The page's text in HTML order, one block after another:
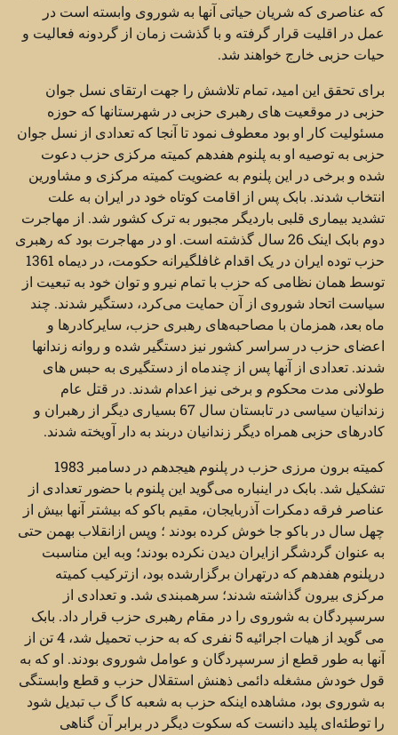
که عناصری که شریان حیاتی آنها به شوروی وابسته است در
عمل در اقلیت قرار گرفته و با گذشت زمان از گردونه فعالیت و
حیات حزبی خارج خواهند شد.
برای تحقق این امید، تمام تلاشش را جهت ارتقای نسل جوان
حزبی در موقعیت های رهبری حزبی در شهرستانها که حوزه
مسئولیت کار او بود معطوف نمود تا آنجا که تعدادی از نسل جوان
حزبی به توصیه او به پلنوم هفدهم کمیته مرکزی حزب دعوت
شده و برخی در این پلنوم به عضویت کمیته مرکزی و مشاورین
انتخاب شدند. بابک پس از اقامت کوتاه خود در ایران به علت
تشدید بیماری قلبی باردیگر مجبور به ترک کشور شد. از مهاجرت
دوم بابک اینک 26 سال گذشته است. او در مهاجرت بود که رهبری
حزب توده ایران در یک اقدام غافلگیرانه حکومت، در دیماه 1361
توسط همان نظامی که حزب با تمام نیرو و توان خود به تبعیت از
سیاست اتحاد شوروی از آن حمایت می‌کرد، دستگیر شدند. چند
ماه بعد، همزمان با مصاحبه‌های رهبری حزب، سایرکادرها و
اعضای حزب در سراسر کشور نیز دستگیر شده و روانه زندانها
شدند. تعدادی از آنها پس از چندماه از دستگیری به حبس ‌های
طولانی مدت محکوم و برخی نیز اعدام شدند. در قتل عام
زندانیان سیاسی در تابستان سال 67 بسیاری دیگر از رهبران و
کادرهای حزبی همراه دیگر زندانیان دربند به دار آویخته شدند.
کمیته برون مرزی حزب در پلنوم هیجدهم در دسامبر 1983
تشکیل شد. بابک در اینباره می‌گوید این پلنوم با حضور تعدادی از
عناصر فرقه دمکرات آذربایجان، مقیم باکو که بیشتر آنها بیش از
چهل سال در باکو جا خوش کرده بودند ؛ وپس ازانقلاب بهمن حتی
به عنوان گردشگر ازایران دیدن نکرده بودند؛ وبه این مناسبت
درپلنوم هفدهم که درتهران برگزارشده بود، ازترکیب کمیته
مرکزی بیرون گذاشته شدند؛ سرهمبندی شد. و تعدادی از
سرسپردگان به شوروی را در مقام رهبری حزب قرار داد. بابک
می گوید از هیات اجرائیه 5 نفری که به حزب تحمیل شد، 4 تن از
آنها به طور قطع از سرسپردگان و عوامل شوروی بودند. او که به
قول خودش مشغله دائمی ذهنش استقلال حزب و قطع وابستگی
به شوروی بود، مشاهده اینکه حزب به شعبه کا گ ب تبدیل شود
را توطئه‌ای پلید دانست که سکوت دیگر در برابر آن گناهی